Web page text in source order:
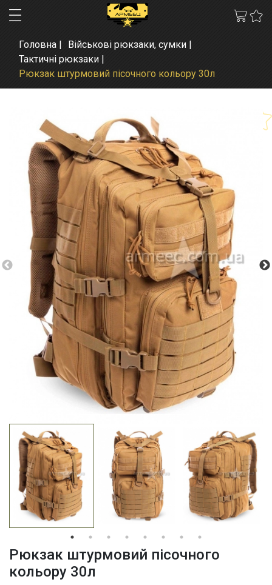
Головна
Військові рюкзаки, сумки
Тактичні рюкзаки
Рюкзак штурмовий пісочного кольору 30л
Рюкзак штурмовий пісочного
кольору 30л